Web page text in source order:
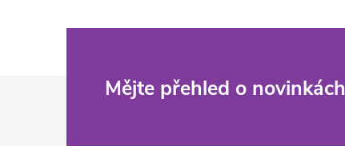
Mějte přehled o novinkách